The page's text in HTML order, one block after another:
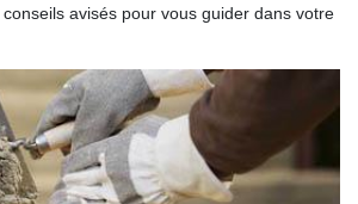
avisés pour vous guider dans votre